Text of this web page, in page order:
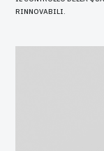
RINNOVABILI.